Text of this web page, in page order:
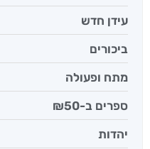
עידן חדש
ביכורים
מתח ופעולה
ספרים ב-₪50
יהדות